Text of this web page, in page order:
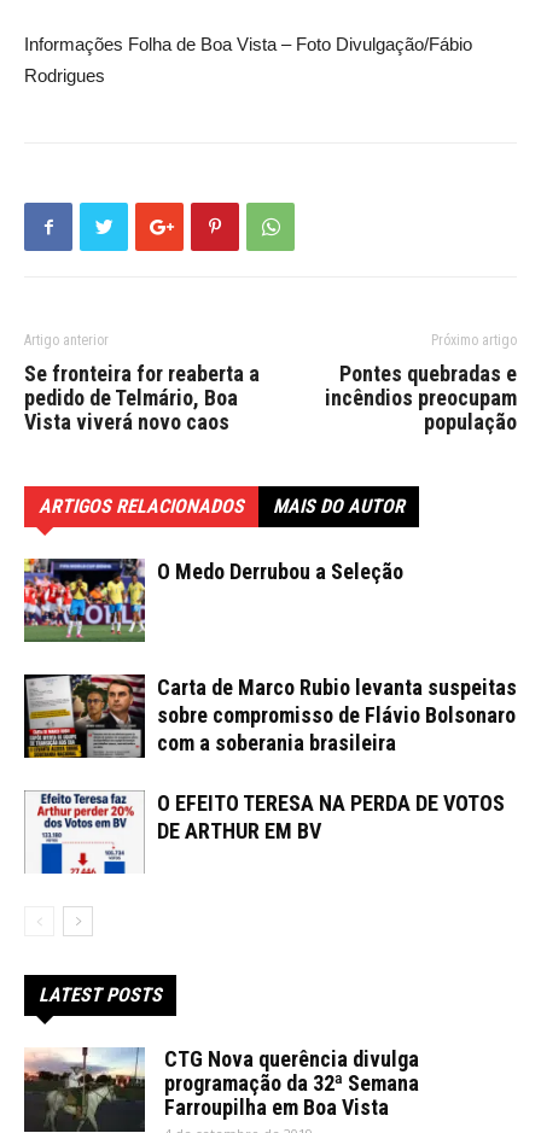
Informações Folha de Boa Vista – Foto Divulgação/Fábio
Rodrigues
Artigo anterior
Se fronteira for reaberta a
pedido de Telmário, Boa
Vista viverá novo caos
Próximo artigo
Pontes quebradas e
incêndios preocupam
população
ARTIGOS RELACIONADOS MAIS DO AUTOR
O Medo Derrubou a Seleção
Carta de Marco Rubio levanta suspeitas
sobre compromisso de Flávio Bolsonaro
com a soberania brasileira
O EFEITO TERESA NA PERDA DE VOTOS
DE ARTHUR EM BV
LATEST POSTS
CTG Nova querência divulga
programação da 32ª Semana
Farroupilha em Boa Vista